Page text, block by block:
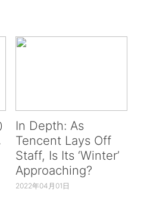
In Depth: As
Tencent Lays Off
Staff, Is Its ‘Winter’
Approaching?
2022年04月01日